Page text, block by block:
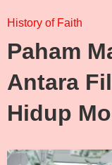
History of Faith
Paham
Antara
Hidup